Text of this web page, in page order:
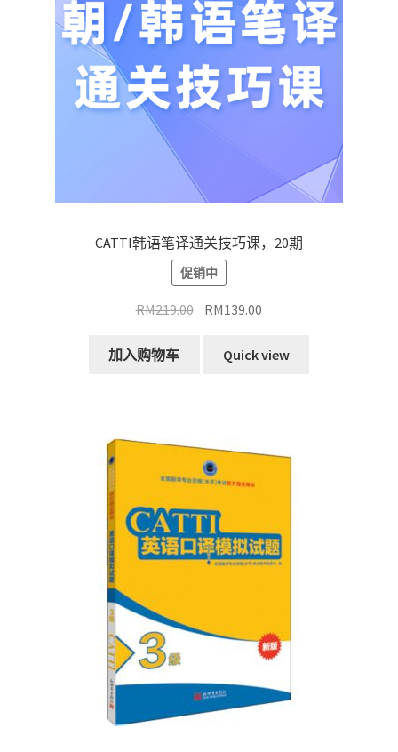
CATTI韩语笔译通关技巧课，20期
促销中
RM219.00 原RM139.00
价
加入购物车 Quick view